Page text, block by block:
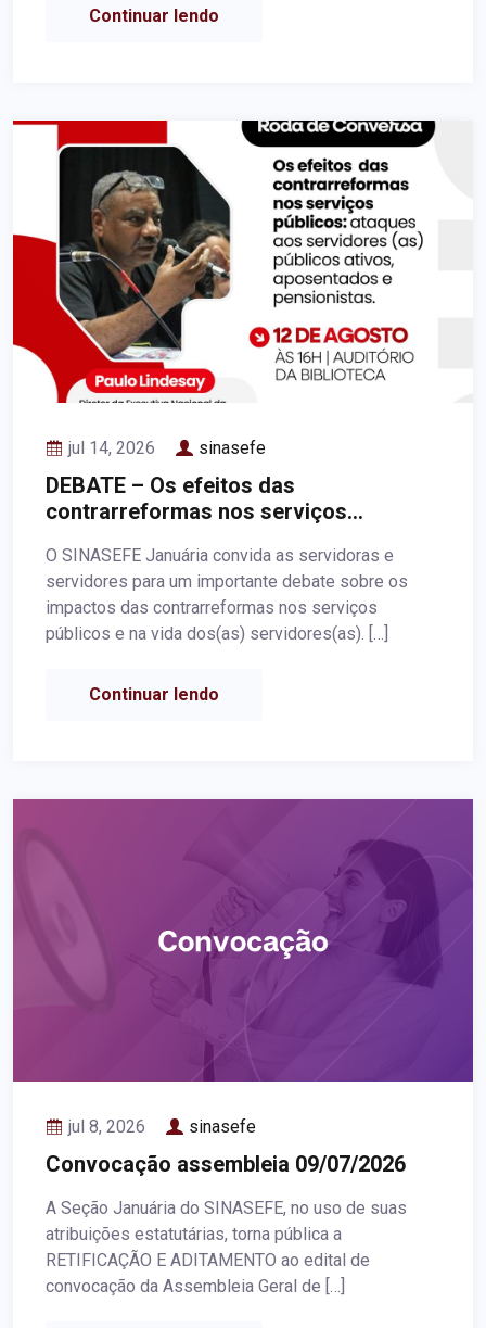
Continuar lendo
jul 14, 2026 sinasefe
DEBATE – Os efeitos das
contrarreformas nos serviços
públicos ativos, aposentados e
pensionistas
O SINASEFE Januária convida as servidoras e
servidores para um importante debate sobre os
impactos das contrarreformas nos serviços
públicos e na vida dos(as) servidores(as). […]
Continuar lendo
jul 8, 2026 sinasefe
Convocação assembleia 09/07/2026
A Seção Januária do SINASEFE, no uso de suas
atribuições estatutárias, torna pública a
RETIFICAÇÃO E ADITAMENTO ao edital de
convocação da Assembleia Geral de […]